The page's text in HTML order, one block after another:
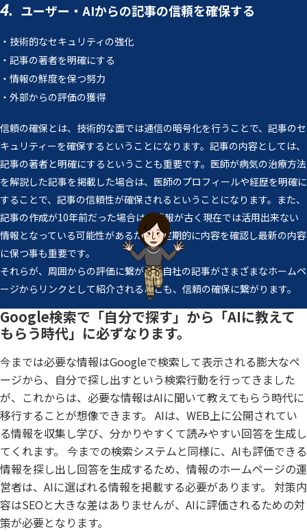
4. ユーザー・AIからの記事の信頼を確保する
・技術的なセキュリティの強化
・記事の著者を明確にする
・情報の鮮度を保つ努力
・外部からの評価の獲得
信頼の確保とは、技術的な面では通信の暗号化を行うことで、記事のセ
キュリティーを確保するということになります。記事の内容としては、
記事の著者と明確にするということも重要です。医師が病気の治療方法
を解説した記事を掲載した場合は、医師のプロフィールや経歴を明確に
することで、記事の信頼性が確保されるということになります。また、
記事の作成が10年前だった場合は、情報が古く現在では活用出来ない
情報となっている可能性があるため、定期的に内容を確認し最新の内容
に保つ事も重要です。
それらが、周囲からの評価に繋がり、自社の記事がさまざまなホームペ
ージからリンクとして紹介されることも、信頼の確保に繋がります。
Google検索で「自分で探す」から「AIに教えて
もらう時代」に必ずなります。
今までは必要な情報はGoogleで検索して表示される膨大なペ
ージから、自分で探し出すという検索行動を行ってきました
が、これからは、必要な情報はAIに聞いて教えてもらう時代に
移行することが想像できます。 AIは、WEB上に公開されてい
る情報を収集し学び、分かりやすくて読みやすい回答を生成し
てくれます。 今までの検索システムと同様に、AIも評価できる
情報を探し出し回答を生成するため、情報のホームページの運
営者は、AIに選ばれる情報を掲載する必要があります。 対策内
容はSEOと大きな差はありませんが、AIに評価されるための対
策が必要となります。